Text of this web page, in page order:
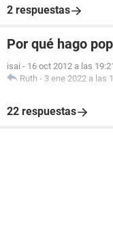
2 respuestas
Por qué hago
isai - 16 oct 2012 a las
Ruth - 3 ene 2022 a las
22 respuestas